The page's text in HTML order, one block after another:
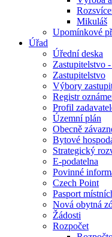
Mikuláš
Upomínkové
Úřad
Úřední deska
Zastupitelstvo
Zastupitelstvo
Výbory
Registr
Profil
Územní plán
Obecně
Bytové
Strategický
E-podatelna
Povinné
Czech Point
Pasport
Nová obytná
Žádosti
Rozpočet